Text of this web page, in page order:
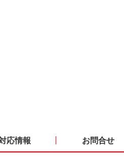
応情報 お問合せ